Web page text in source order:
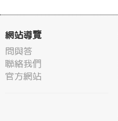
網站導覽
問與答
聯絡我們
官方網站